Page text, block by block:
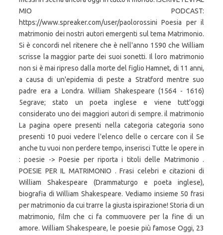
MIO PODCAST:
https://www.spreaker.com/user/paolorossini Poesia per il
matrimonio dei nostri autori emergenti sul tema Matrimonio.
Si è concordi nel ritenere che è nell'anno 1590 che William
scrisse la maggior parte dei suoi sonetti. Il loro matrimonio
non si è mai ripreso dalla morte del figlio Hamnet, di 11 anni,
a causa di un'epidemia di peste a Stratford mentre suo
padre era a Londra. William Shakespeare (1564 - 1616)
5egrave; stato un poeta inglese e viene tutt'oggi
considerato uno dei maggiori autori di sempre. il matrimonio
La pagina opere presenti nella categoria categoria sono
presenti 10 puoi vedere l'elenco delle o cercare con il Se
anche tu vuoi non perdere tempo, inserisci Tutte le opere in
: poesie -> Poesie per riporta i titoli delle Matrimonio .
POESIE PER IL MATRIMONIO . Frasi celebri e citazioni di
William Shakespeare (Drammaturgo e poeta inglese),
biografia di William Shakespeare. Vediamo insieme 50 frasi
per matrimonio da cui trarre la giusta ispirazione! Storia di un
matrimonio, film che ci fa commuovere per la fine di un
amore. William Shakespeare, le poesie più famose Oggi, 23